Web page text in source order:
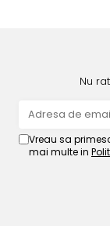
Nu
Vreau sa
mai multe in